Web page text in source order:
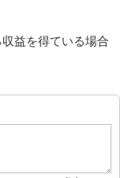
益を得ている場合